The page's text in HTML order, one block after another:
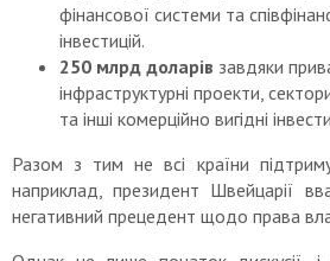
фінансової системи та
інвестицій.
250 млрд доларів завдяки
інфраструктурні проекти,
та інші комерційно вигідні
Разом з тим не всі країни
наприклад, президент Швейцарії
негативний прецедент щодо права